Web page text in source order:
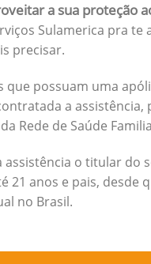
a sua proteção
Sulamerica pra te
precisar.
que possuam uma
a assistência,
Rede de Saúde
assistência o titular do
21 anos e pais, desde
no Brasil.